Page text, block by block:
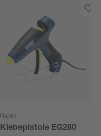
Rapid
Klebepistole EG280